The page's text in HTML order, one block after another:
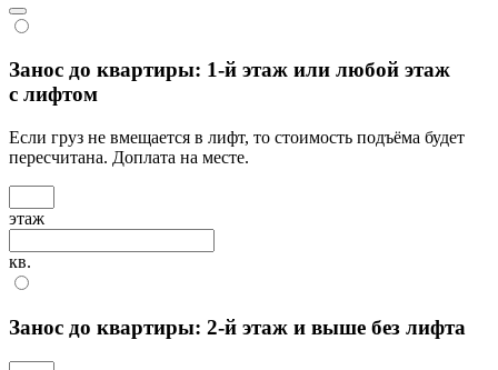
Занос до квартиры: 1-й этаж или любой этаж
с лифтом
Если груз не вмещается в лифт, то стоимость подъёма будет
пересчитана. Доплата на месте.
этаж
кв.
Занос до квартиры: 2-й этаж и выше без лифта